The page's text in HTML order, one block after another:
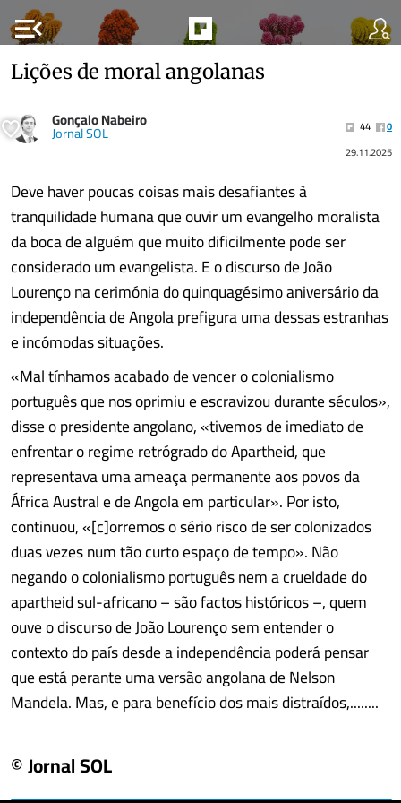
menu_open
Lições de moral angolanas
Gonçalo Nabeiro
Jornal SOL 44
0
29.11.2025
Deve haver poucas coisas mais desafiantes à
tranquilidade humana que ouvir um evangelho moralista
da boca de alguém que muito dificilmente pode ser
considerado um evangelista. E o discurso de João
Lourenço na cerimónia do quinquagésimo aniversário da
independência de Angola prefigura uma dessas estranhas
e incómodas situações.
«Mal tínhamos acabado de vencer o colonialismo
português que nos oprimiu e escravizou durante séculos»,
disse o presidente angolano, «tivemos de imediato de
enfrentar o regime retrógrado do Apartheid, que
representava uma ameaça permanente aos povos da
África Austral e de Angola em particular». Por isto,
continuou, «[c]orremos o sério risco de ser colonizados
duas vezes num tão curto espaço de tempo». Não
negando o colonialismo português nem a crueldade do
apartheid sul-africano – são factos históricos –, quem
ouve o discurso de João Lourenço sem entender o
contexto do país desde a independência poderá pensar
que está perante uma versão angolana de Nelson
Mandela. Mas, e para benefício dos mais distraídos,........
© Jornal SOL